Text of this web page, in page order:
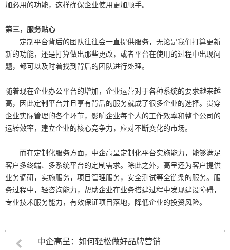
加必用的功能，这样确保企业使用更加顺手。
第三，服务贴心
定制平台背后的团队往往会一直提供服务，无论是我们打算更新
新的功能，还是打算做出那些更改，或者平台在使用的过程中出现问
题，都可以及时着找到背后的团队进行处理。
随着现在企业办公平台的增加，企业运营对于各种系统的要求越来越
高，因此定制平台并且享有背后的服务就成了很多企业的选择。贯穿
企业实际管理的各个环节，影响企业每个人的工作效率和整个公司的
运转效率，建立企业的核心竞争力，应对不断变化的市场。
而在定制化服务方面，中企高呈定制化平台实施能力，能够满足
客户多终端、多系统平台的定制需求。除此之外，高呈还为客户提供
业务调研，实施服务，项目管理服务，安全测试等全链条的服务。服
务过程中，轻咨询能力，帮助企业在业务搭建过程中发现建设障碍，
专业技术服务能力，有效保证项目落地，降低企业的投资风险。
中企高呈：如何轻松做好品牌营销